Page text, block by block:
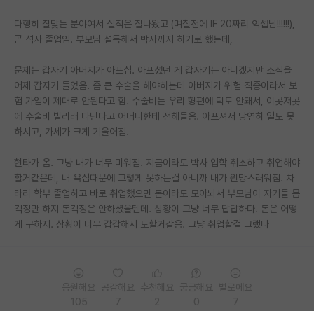
인문사회 계열 게시판
특수/전문대학원 게시판
반도체/AI 게시판
장학금/장학생 게시판
홍보 게시판
커리어
다행히 잘맞는 분야여서 실적은 잘나왔고 (며칠전에 IF 20짜리 억셉남!!!!!!),
곧 석사 졸업임. 부모님 설득해서 박사까지 하기로 했는데,
문제는 갑자기 아버지가 아프심. 아프셨던 게 갑자기는 아니겠지만 소식을
어제 갑자기 들었음. 좀 큰 수술을 해야하는데 아버지가 위험 직종이라서 보
험 가입이 제대로 안된다고 함. 수술비는 우리 형편에 턱도 안돼서, 이곳저곳
에 수술비 빌리러 다닌다고 어머니한테 전해들음. 아프셔서 당연히 일도 못
하시고, 가세가 크게 기울어짐.
현타가 옴. 그냥 내가 너무 미워짐. 지금이라도 박사 입학 취소하고 취업해야
할거같은데, 내 욕심때문에 그렇게 못하는걸 아니까 내가 원망스러워짐. 차
라리 학부 졸업하고 바로 취업했으면 돈이라도 모아놔서 부모님이 자기들 몸
걱정만 하지 돈걱정은 안하셨을텐데. 상황이 그냥 너무 답답하다. 돈은 어떻
게 구하지. 상황이 너무 갑갑해서 토할거같음. 그냥 취업할걸 그랬나